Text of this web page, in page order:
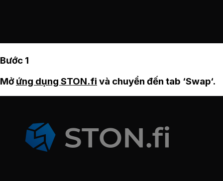
Bước 1
Mởứng dụng STON.fi và chuyển đến tab ‘Swap‘.